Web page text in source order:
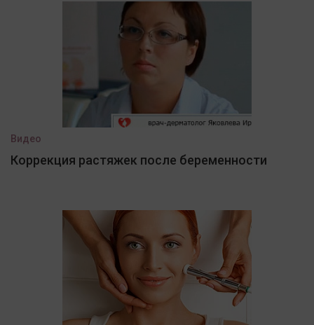
Видео
Коррекция растяжек после беременности